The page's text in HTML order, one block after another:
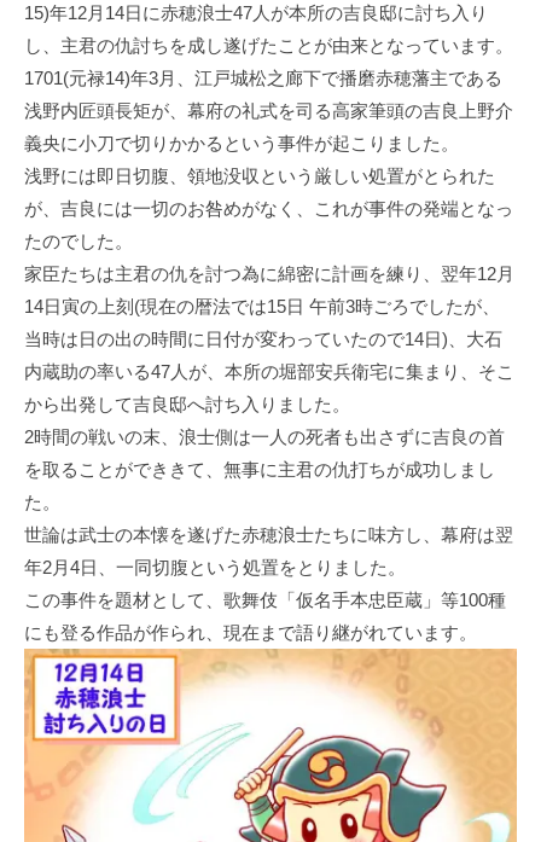
15)年12月14日に赤穂浪士47人が本所の吉良邸に討ち入り
し、主君の仇討ちを成し遂げたことが由来となっています。
1701(元禄14)年3月、江戸城松之廊下で播磨赤穂藩主である
浅野内匠頭長矩が、幕府の礼式を司る高家筆頭の吉良上野介
義央に小刀で切りかかるという事件が起こりました。
浅野には即日切腹、領地没収という厳しい処置がとられた
が、吉良には一切のお咎めがなく、これが事件の発端となっ
たのでした。
家臣たちは主君の仇を討つ為に綿密に計画を練り、翌年12月
14日寅の上刻(現在の暦法では15日 午前3時ごろでしたが、
当時は日の出の時間に日付が変わっていたので14日)、大石
内蔵助の率いる47人が、本所の堀部安兵衛宅に集まり、そこ
から出発して吉良邸へ討ち入りました。
2時間の戦いの末、浪士側は一人の死者も出さずに吉良の首
を取ることができきて、無事に主君の仇打ちが成功しまし
た。
世論は武士の本懐を遂げた赤穂浪士たちに味方し、幕府は翌
年2月4日、一同切腹という処置をとりました。
この事件を題材として、歌舞伎「仮名手本忠臣蔵」等100種
にも登る作品が作られ、現在まで語り継がれています。